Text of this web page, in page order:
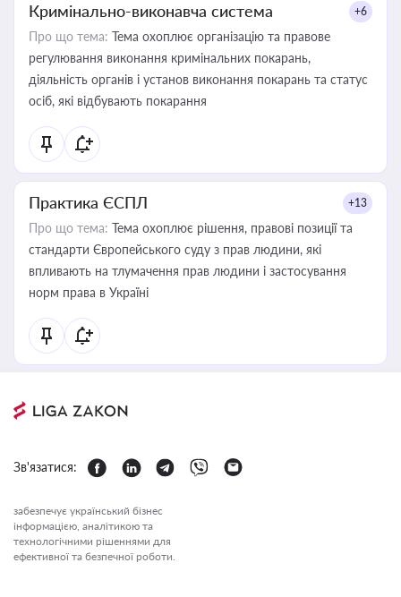
Кримінально-виконавча система +6
Про що тема: Тема охоплює організацію та правове
регулювання виконання кримінальних покарань,
діяльність органів і установ виконання покарань та статус
осіб, які відбувають покарання
Практика ЄСПЛ +13
Про що тема: Тема охоплює рішення, правові позиції та
стандарти Європейського суду з прав людини, які
впливають на тлумачення прав людини і застосування
норм права в Україні
Зв'язатися:
забезпечує український бізнес
інформацією, аналітикою та
технологічними рішеннями для
ефективної та безпечної роботи.